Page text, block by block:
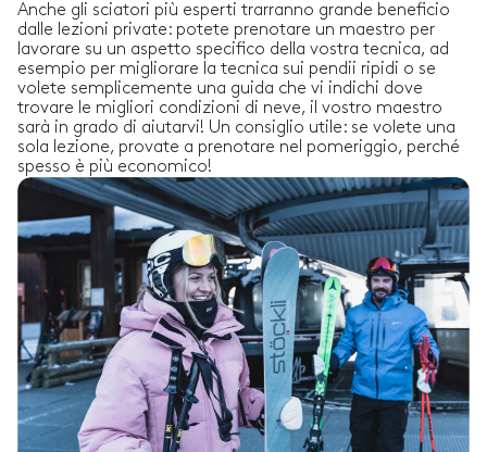
Anche gli sciatori più esperti trarranno grande beneficio
dalle lezioni private: potete prenotare un maestro per
lavorare su un aspetto specifico della vostra tecnica, ad
esempio per migliorare la tecnica sui pendii ripidi o se
volete semplicemente una guida che vi indichi dove
trovare le migliori condizioni di neve, il vostro maestro
sarà in grado di aiutarvi! Un consiglio utile: se volete una
sola lezione, provate a prenotare nel pomeriggio, perché
spesso è più economico!